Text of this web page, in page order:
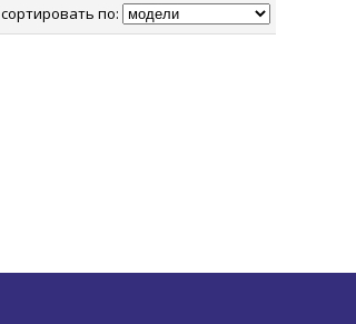
сортировать по: